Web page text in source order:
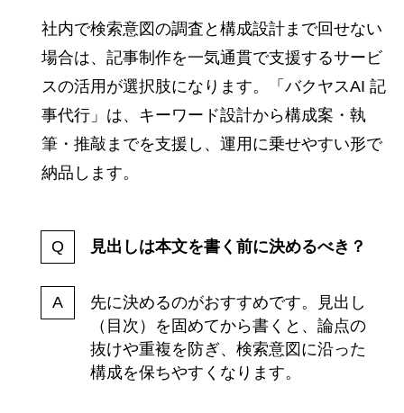
社内で検索意図の調査と構成設計まで回せない
場合は、記事制作を一気通貫で支援するサービ
スの活用が選択肢になります。「バクヤスAI 記
事代行」は、キーワード設計から構成案・執
筆・推敲までを支援し、運用に乗せやすい形で
納品します。
見出しは本文を書く前に決めるべき？
先に決めるのがおすすめです。見出し
（目次）を固めてから書くと、論点の
抜けや重複を防ぎ、検索意図に沿った
構成を保ちやすくなります。